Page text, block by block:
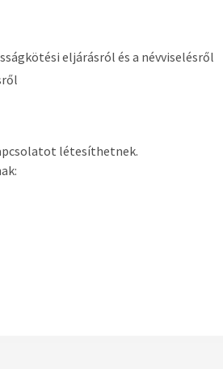
eljárásról és a névviselésről
létesíthetnek.